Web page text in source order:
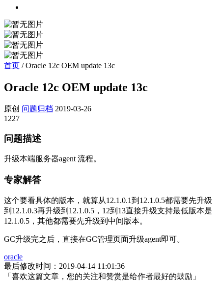
首页 /Oracle 12c OEM update 13c
Oracle 12c OEM update 13c
原创 问题归档 2019-03-26
1227
问题描述
升级本端服务器agent 流程。
专家解答
这个要看具体的版本，就算从12.1.0.1到12.1.0.5都需要先升级
到12.1.0.3再升级到12.1.0.5，12到13直接升级支持最低版本是
12.1.0.5，其他都需要先升级到中间版本。
GC升级完之后，直接在GC管理页面升级agent即可。
oracle
最后修改时间：2019-04-14 11:01:36
「喜欢这篇文章，您的关注和赞赏是给作者最好的鼓励」